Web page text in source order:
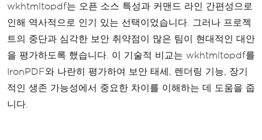
wkhtmltopdf는 오픈 소스 특성과 커맨드 라인 간편성으로
인해 역사적으로 인기 있는 선택이었습니다. 그러나 프로젝
트의 중단과 심각한 보안 취약점이 많은 팀이 현대적인 대안
을 평가하도록 했습니다. 이 기술적 비교는 wkhtmltopdf를
IronPDF와 나란히 평가하여 보안 태세, 렌더링 기능, 장기
적인 생존 가능성에서 중요한 차이를 이해하는 데 도움을 줍
니다.